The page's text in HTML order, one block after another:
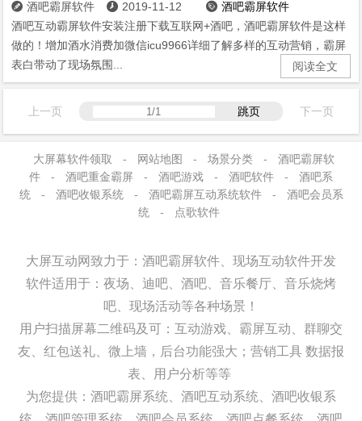
 酒吧霸屏软件  2019-11-12  酒吧霸屏软件
酒吧互动霸屏软件安装注册下载互联网+酒吧，酒吧霸屏软件是这样
做的！增加酒水消费加微信icu9966详细了解多样的互动营销，霸屏
表白带动了现场氛围...
阅读全文
上一页 跳页 下一页
大屏幕软件领取 - 网站地图 - 场景分类 -
酒吧霸屏软
件
- 酒吧重金霸屏 - 酒吧游戏 - 酒吧软件 -
酒吧系
统
- 酒吧收银系统 - 酒吧霸屏互动系统软件 -
酒吧会员系
统
- 点歌软件
大屏互动网致力于：酒吧霸屏软件、现场互动软件开发
软件适用于：夜场、迪吧、酒吧、音乐餐厅、音乐烧烤
吧、现场活动等各种场景！
用户扫描屏幕二维码及可： 互动游戏、 霸屏互动、群聊交
友、红包送礼、微上墙， 后台功能强大；营销工具 数据报
表、用户分析等等
为您提供：酒吧霸屏系统、酒吧互动系统、酒吧收银系